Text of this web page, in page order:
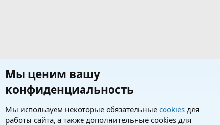
Мы ценим вашу
конфиденциальность
Мы используем некоторые обязательные cookies для
работы сайта, а также дополнительные cookies для